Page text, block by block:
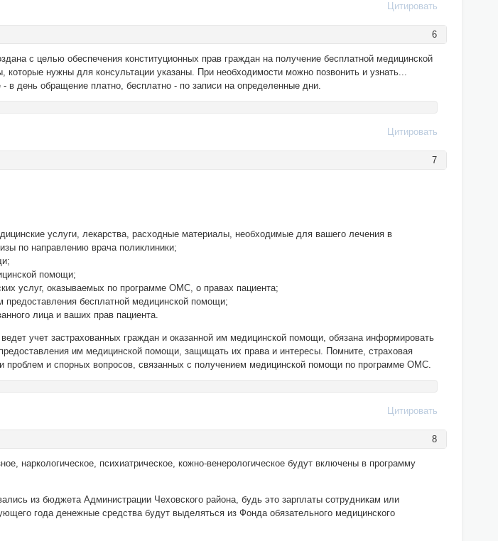
Цитировать
6
с целью обеспечения конституционных прав граждан на получение бесплатной медицинской
нужны для консультации указаны. При необходимости можно позвонить и узнать...
в день обращение платно, бесплатно - по записи на определенные дни.
Цитировать
7
услуги, лекарства, расходные материалы, необходимые для вашего лечения в
по направлению врача поликлиники;
помощи;
услуг, оказываемых по программе ОМС, о правах пациента;
бесплатной медицинской помощи;
лица и ваших прав пациента.
учет застрахованных граждан и оказанной им медицинской помощи, обязана информировать
им медицинской помощи, защищать их права и интересы. Помните, страховая
и спорных вопросов, связанных с получением медицинской помощи по программе ОМС.
Цитировать
8
наркологическое, психиатрическое, кожно-венерологическое будут включены в программу
из бюджета Администрации Чеховского района, будь это зарплаты сотрудникам или
года денежные средства будут выделяться из Фонда обязательного медицинского